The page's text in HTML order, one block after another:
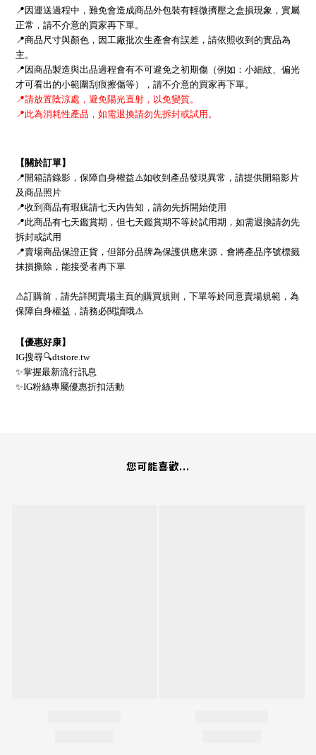
📍 因運送過程中，難免會造成商品外包裝有輕微擠壓之盒損現象，實屬
正常，請不介意的買家再下單。
📍商品尺寸與顏色，因工廠批次生產會有誤差，請依照收到的實品為
主。
📍 因商品製造與出品過程會有不可避免之初期傷（例如：小細紋、偏光
才可看出的小範圍刮痕擦傷等），請不介意的買家再下單。
📍請放置陰涼處，避免陽光直射，以免變質。
📍此為消耗性產品，如需退換請勿先拆封或試用。
【關於訂單】
📍開箱請錄影，保障自身權益⚠如收到產品發現異常，請提供開箱影片
及商品照片
📍收到商品有瑕疵請七天內告知，請勿先拆開始使用
📍此商品有七天鑑賞期，但七天鑑賞期不等於試用期， 如需退換請勿先
拆封或試用
📍賣場商品保證正貨，但部分品牌為保護供應來源，會將產品序號標籤
抹損撕除，能接受者再下單
⚠訂購前，請先詳閱賣場主頁的購買規則，下單等於同意賣場規範，為
保障自身權益，請務必閱讀哦⚠
【優惠好康】
IG搜尋🔍dtstore.tw
✨掌握最新流行訊息
✨IG粉絲專屬優惠折扣活動
您可能喜歡...